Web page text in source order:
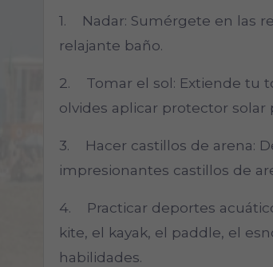
1. Nadar: Sumérgete en las
relajante baño.
2. Tomar el sol: Extiende tu
olvides aplicar protector solar
3. Hacer castillos de arena:
impresionantes castillos de
4. Practicar deportes
kite, el kayak, el paddle, el
habilidades.